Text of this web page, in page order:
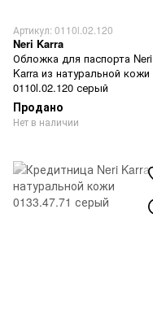
Артикул: 0110l.02.120
Neri Karra
Обложка для паспорта Neri
Karra из натуральной кожи
0110l.02.120 серый
Продано
Нет в наличии